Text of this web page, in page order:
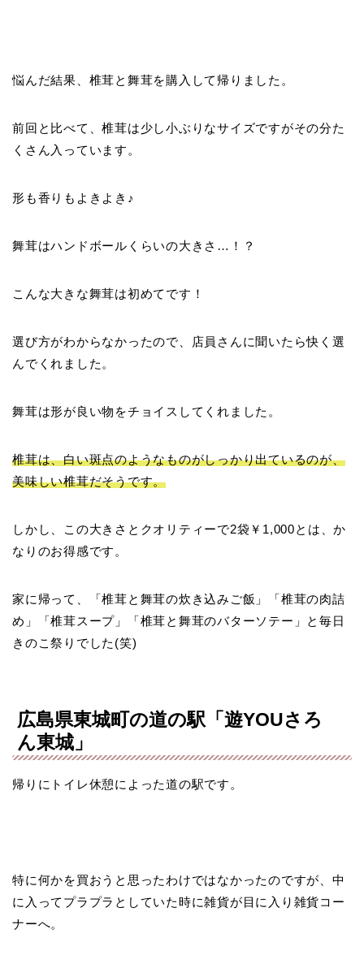
悩んだ結果、椎茸と舞茸を購入して帰りました。
前回と比べて、椎茸は少し小ぶりなサイズですがその分た
くさん入っています。
形も香りもよきよき♪
舞茸はハンドボールくらいの大きさ…！？
こんな大きな舞茸は初めてです！
選び方がわからなかったので、店員さんに聞いたら快く選
んでくれました。
舞茸は形が良い物をチョイスしてくれました。
椎茸は、白い斑点のようなものがしっかり出ているのが、
美味しい椎茸だそうです。
しかし、この大きさとクオリティーで2袋￥1,000とは、か
なりのお得感です。
家に帰って、「椎茸と舞茸の炊き込みご飯」「椎茸の肉詰
め」「椎茸スープ」「椎茸と舞茸のバターソテー」と毎日
きのこ祭りでした(笑)
広島県東城町の道の駅「遊YOUさろ
ん東城」
帰りにトイレ休憩によった道の駅です。
特に何かを買おうと思ったわけではなかったのですが、中
に入ってプラプラとしていた時に雑貨が目に入り雑貨コー
ナーへ。